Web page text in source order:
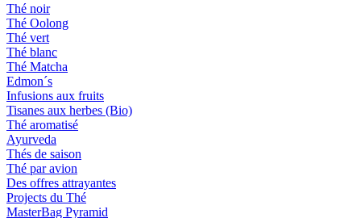
Thé noir
Thé Oolong
Thé vert
Thé blanc
Thé Matcha
Edmon´s
Infusions aux fruits
Tisanes aux herbes (Bio)
Thé aromatisé
Ayurveda
Thés de saison
Thé par avion
Des offres attrayantes
Projects du Thé
MasterBag Pyramid